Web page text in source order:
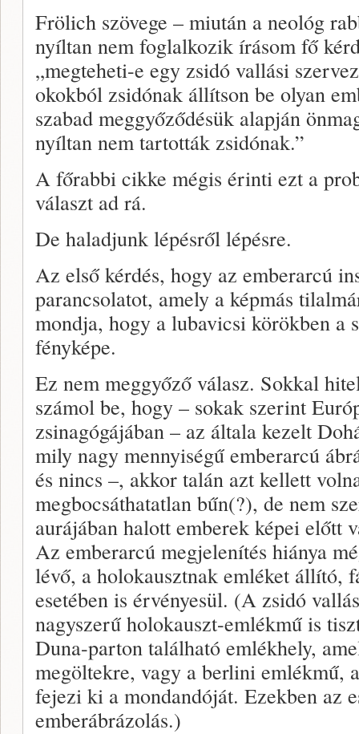
Frölich szövege – miután a neológ
nyíltan nem foglalkozik írásom fő
„megteheti-e egy zsidó vallási
okokból zsidónak állítson be olyan
szabad meggyőződésük alapján
nyíltan nem tartották zsidónak.”
A főrabbi cikke mégis érinti ezt a
választ ad rá.
De haladjunk lépésről lépésre.
Az első kérdés, hogy az emberarcú
parancsolatot, amely a képmás
mondja, hogy a lubavicsi körökben a
fényképe.
Ez nem meggyőző válasz. Sokkal
számol be, hogy – sokak szerint
zsinagógájában – az általa kezelt
mily nagy mennyiségű emberarcú
és nincs –, akkor talán azt kellett
megbocsáthatatlan bűn(?), de nem
aurájában halott emberek képei előtt
Az emberarcú megjelenítés hiánya
lévő, a holokausztnak emléket állító,
esetében is érvényesül. (A zsidó
nagyszerű holokauszt-emlékmű is
Duna-parton található emlékhely,
megöltekre, vagy a berlini emlékmű,
fejezi ki a mondandóját. Ezekben az
emberábrázolás.)